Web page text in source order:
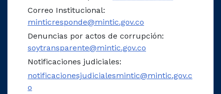
Correo Institucional:
minticresponde@mintic.gov.co
Denuncias por actos de corrupción:
soytransparente@mintic.gov.co
Notificaciones judiciales:
notificacionesjudicialesmintic@mintic.gov.c
o